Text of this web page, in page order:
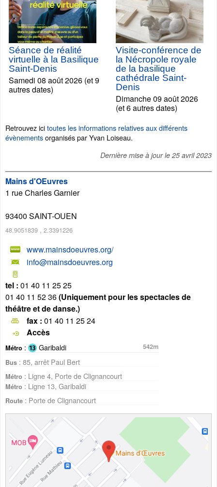
Séance de réalité
virtuelle à la Basilique
Saint-Denis
Samedi 08 août 2026 (et 9
autres dates)
Visite-conférence de
la Nécropole royale
de la basilique
cathédrale Saint-
Denis
Dimanche 09 août 2026
(et 6 autres dates)
Retrouvez icitoutes les informations relatives aux différents
évènementsorganisés par Yvan Loiseau.
Dernière mise à jour le 25 avril 2023
Mains d'OEuvres
1 rue Charles Garnier
93400 SAINT-OUEN
48.9051839 , 2.3391226
www.mainsdoeuvres.org/
info@mainsdoeuvres.org
tel : 01 40 11 25 25
01 40 11 52 36(Uniquement pour les spectacles de
théâtre et de danse.)
fax : 01 40 11 25 24
Accès
Métro : Garibaldi
542m
Bus : 85, arrêt Paul Bert
Métro : Ligne 4, Porte de Clignancourt
Métro : Ligne 13, Garibaldi
Route : Porte de Clignancourt